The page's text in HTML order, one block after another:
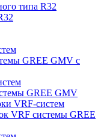
типа R32
GREE GMV с
GREE GMV
VRF-систем
VRF системы GREE